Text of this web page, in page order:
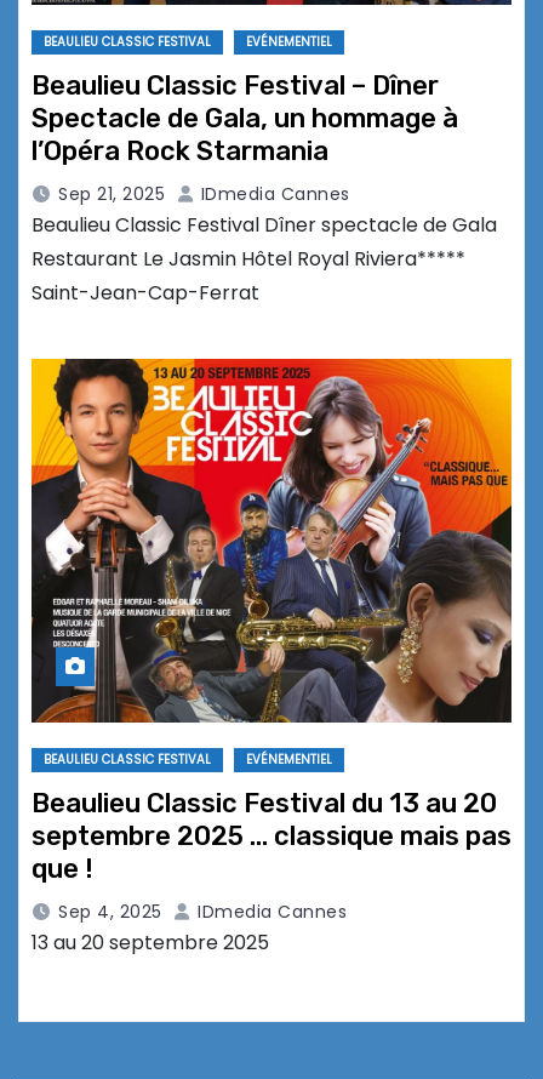
BEAULIEU CLASSIC FESTIVAL EVÉNEMENTIEL
Beaulieu Classic Festival – Dîner
Spectacle de Gala, un hommage à
l’Opéra Rock Starmania
Sep 21, 2025 IDmedia Cannes
Beaulieu Classic Festival Dîner spectacle de Gala
Restaurant Le Jasmin Hôtel Royal Riviera*****
Saint-Jean-Cap-Ferrat
BEAULIEU CLASSIC FESTIVAL EVÉNEMENTIEL
Beaulieu Classic Festival du 13 au 20
septembre 2025 … classique mais pas
que !
Sep 4, 2025 IDmedia Cannes
13 au 20 septembre 2025